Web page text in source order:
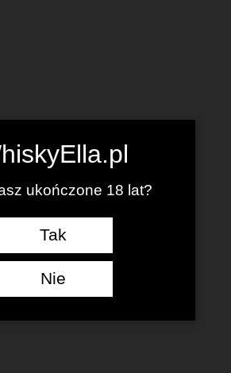
ukończone 18 lat?
Tak
Nie